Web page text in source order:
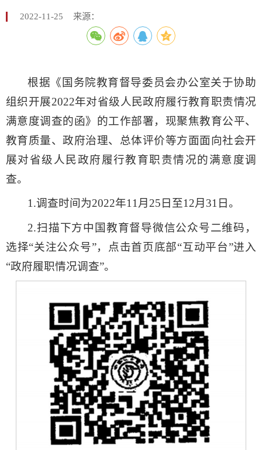
2022-11-25 来源：
根据《国务院教育督导委员会办公室关于协助
组织开展2022年对省级人民政府履行教育职责情况
满意度调查的函》的工作部署，现聚焦教育公平、
教育质量、政府治理、总体评价等方面面向社会开
展对省级人民政府履行教育职责情况的满意度调
查。
1.调查时间为2022年11月25日至12月31日。
2.扫描下方中国教育督导微信公众号二维码，
选择“关注公众号”，点击首页底部“互动平台”进入
“政府履职情况调查”。